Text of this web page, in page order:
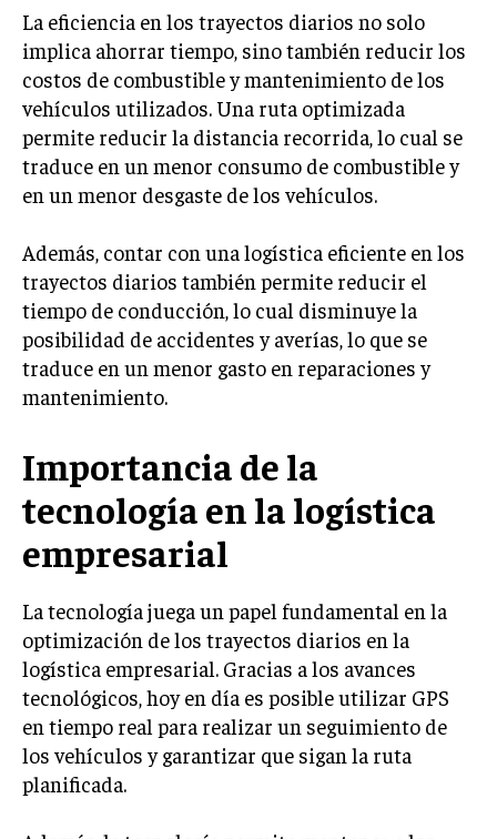
GESTIÓN DEL CAMBIO
LIDERAZGO
HABILIDADES DIRECTIVAS
EMPRENDIMIENTO
PLANIFICACIÓN EMPRESARIAL
FINANZAS
FINANZAS Y CONTABILIDAD
GESTIÓN DE RECURSOS FINANCIEROS
INVERSIONES Y MERCADOS FINANCIEROS
CONTABILIDAD EMPRESARIAL
INTERNACIONAL
NEGOCIOS INTERNACIONALES
COMERCIO INTERNACIONAL
EXPANSIÓN GLOBAL
IMPORTACIÓN Y EXPORTACIÓN
ALIANZAS ESTRATÉGICAS
TECNOLOGIA
SOSTENIBILIDAD Y MEDIO AMBIENTE
La eficiencia en los trayectos diarios no solo
implica ahorrar tiempo, sino también reducir los
costos de combustible y mantenimiento de los
vehículos utilizados. Una ruta optimizada
permite reducir la distancia recorrida, lo cual se
traduce en un menor consumo de combustible y
en un menor desgaste de los vehículos.
Además, contar con una logística eficiente en los
trayectos diarios también permite reducir el
tiempo de conducción, lo cual disminuye la
posibilidad de accidentes y averías, lo que se
traduce en un menor gasto en reparaciones y
mantenimiento.
Importancia de la
tecnología en la logística
empresarial
La tecnología juega un papel fundamental en la
optimización de los trayectos diarios en la
logística empresarial. Gracias a los avances
tecnológicos, hoy en día es posible utilizar GPS
en tiempo real para realizar un seguimiento de
los vehículos y garantizar que sigan la ruta
planificada.